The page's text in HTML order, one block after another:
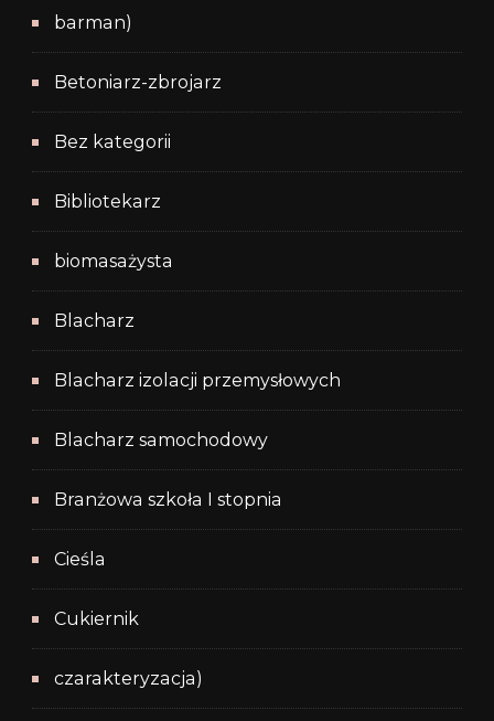
barman)
Betoniarz-zbrojarz
Bez kategorii
Bibliotekarz
biomasażysta
Blacharz
Blacharz izolacji przemysłowych
Blacharz samochodowy
Branżowa szkoła I stopnia
Cieśla
Cukiernik
czarakteryzacja)